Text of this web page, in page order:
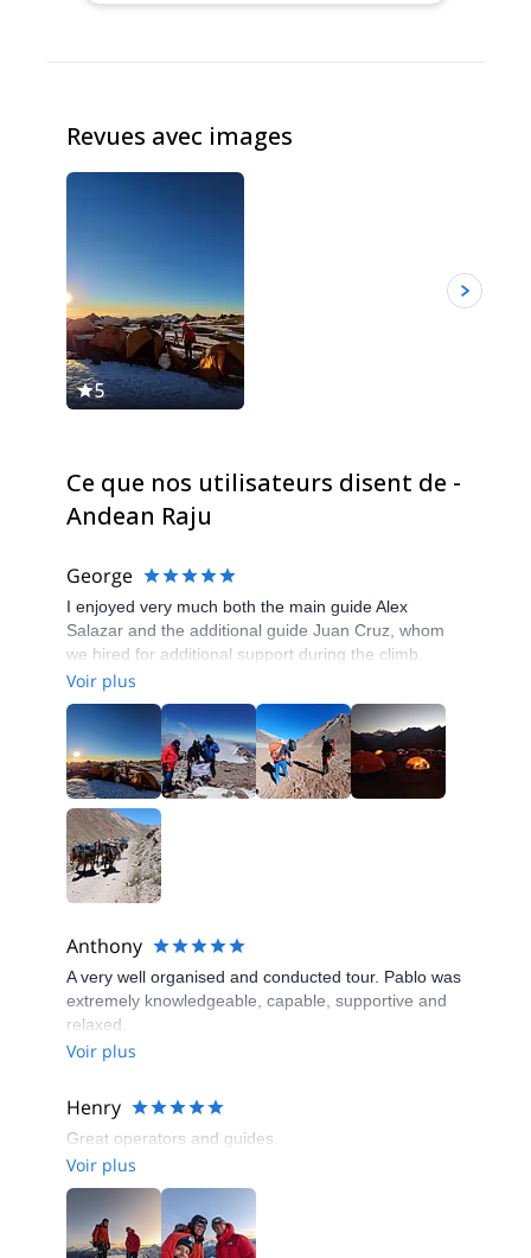
Revues avec images
5
Ce que nos utilisateurs disent de -
Andean Raju
George
I enjoyed very much both the main guide Alex
Salazar and the additional guide Juan Cruz, whom
we hired for additional support during the climb.
They have been both very supportive and made the
entire experience really worthwhile. I totally
recommend the people from Pared Sur and Andean
Raju Experience for any climb on Aconcagua or any
other mountain for that matter.
Voir plus
Anthony
A very well organised and conducted tour. Pablo was
extremely knowledgeable, capable, supportive and
relaxed.
Voir plus
Henry
Great operators and guides.
Voir plus